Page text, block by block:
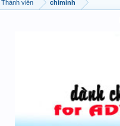
Thành viên chiminh